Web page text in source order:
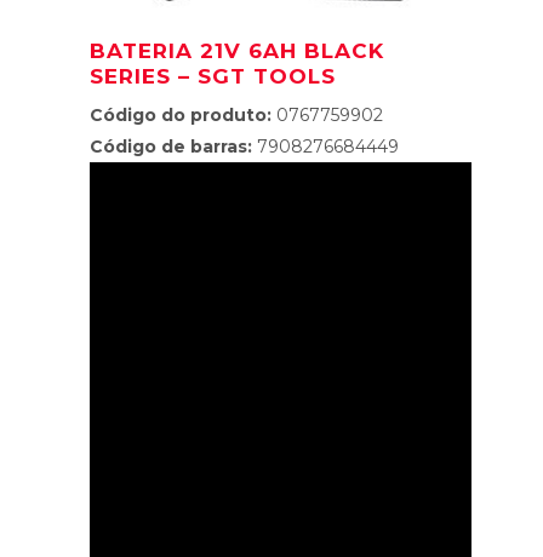
BATERIA 21V 6AH BLACK
SERIES – SGT TOOLS
Código do produto: 0767759902
Código de barras: 7908276684449